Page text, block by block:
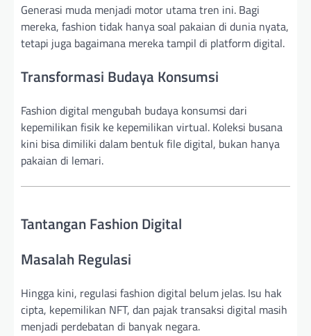
Generasi muda menjadi motor utama tren ini. Bagi
mereka, fashion tidak hanya soal pakaian di dunia nyata,
tetapi juga bagaimana mereka tampil di platform digital.
Transformasi Budaya Konsumsi
Fashion digital mengubah budaya konsumsi dari
kepemilikan fisik ke kepemilikan virtual. Koleksi busana
kini bisa dimiliki dalam bentuk file digital, bukan hanya
pakaian di lemari.
Tantangan Fashion Digital
Masalah Regulasi
Hingga kini, regulasi fashion digital belum jelas. Isu hak
cipta, kepemilikan NFT, dan pajak transaksi digital masih
menjadi perdebatan di banyak negara.